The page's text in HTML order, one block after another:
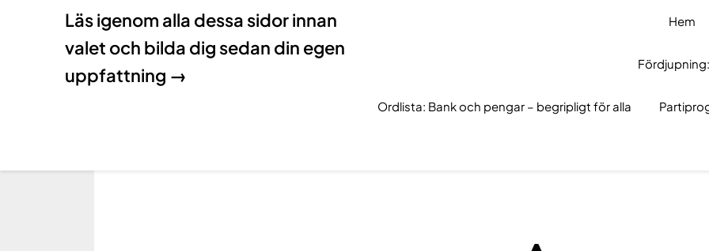
Läs igenom alla dessa sidor innan
valet och bilda dig sedan din egen
uppfattning →
Hem
Ordlista: Bank och pengar – begripligt för alla